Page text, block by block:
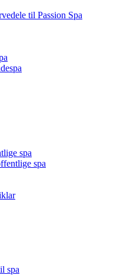
til Passion Spa
spa
spa
spa